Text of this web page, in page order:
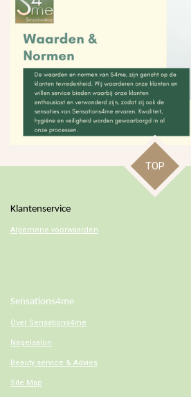
TOP
Klantenservice
Algemene voorwaarden
Sensations4me
Over Sensations4me
Nagelsalon
Beauty service & Advies
Site Map